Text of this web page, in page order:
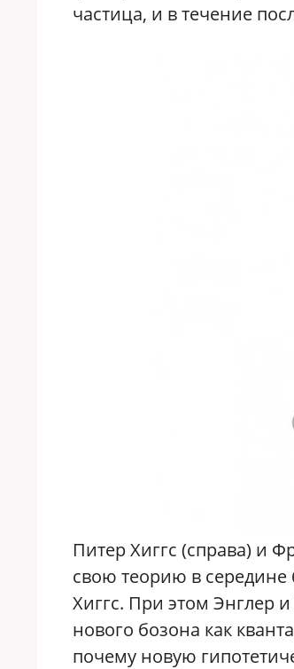
частица, и в течение
Питер Хиггс (справа) и
свою теорию в середине
Хиггс. При этом Энглер
нового бозона как
почему новую